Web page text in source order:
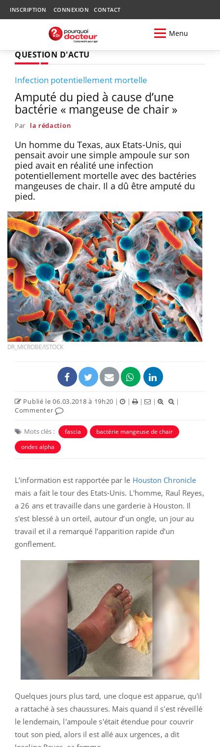
INSCRIPTION CONNEXION CONTACT
Menu
QUESTION D'ACTU
Infection potentiellement mortelle
Amputé du pied à cause d’une
bactérie « mangeuse de chair »
Par la rédaction
Un homme du Texas, aux Etats-Unis, qui
pensait avoir une simple ampoule sur son
pied avait en réalité une infection
potentiellement mortelle avec des bactéries
mangeuses de chair. Il a dû être amputé du
pied.
DR_MICROBE/ISTOCK
Publié le 06.03.2018 à 19h20 | | | |
|
Commenter
Mots clés : fascia
bactérie mangeuse de chair
ondes alpha
L’information est rapportée par le Houston Chronicle
mais a fait le tour des Etats-Unis. L'homme, Raul Reyes,
a 26 ans et travaille dans une garderie à Houston. Il
s'est blessé à un orteil, autour d’un ongle, un jour au
travail et il a remarqué l’apparition rapide d’un
gonflement.
Quelques jours plus tard, une cloque est apparue, qu'il
a rattaché à ses chaussures. Mais quand il s'est réveillé
le lendemain, l'ampoule s'était étendue pour couvrir
tout son pied, alors il est allé aux urgences, a dit